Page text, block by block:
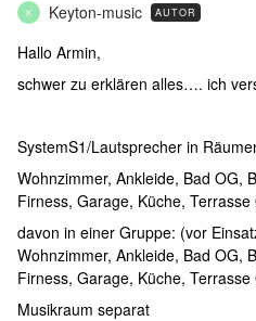
K Keyton-music AUTOR
Hallo Armin,
schwer zu erklären alles…. ich
SystemS1/Lautsprecher in
Wohnzimmer, Ankleide, Bad OG,
Firness, Garage, Küche,
davon in einer Gruppe: (vor
Wohnzimmer, Ankleide, Bad OG,
Firness, Garage, Küche, Terrasse
Musikraum separat